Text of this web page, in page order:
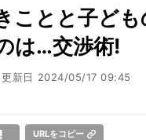
ことと子ど
は…交渉術!
更新日 2024/05/17 09:45
URLをコピー